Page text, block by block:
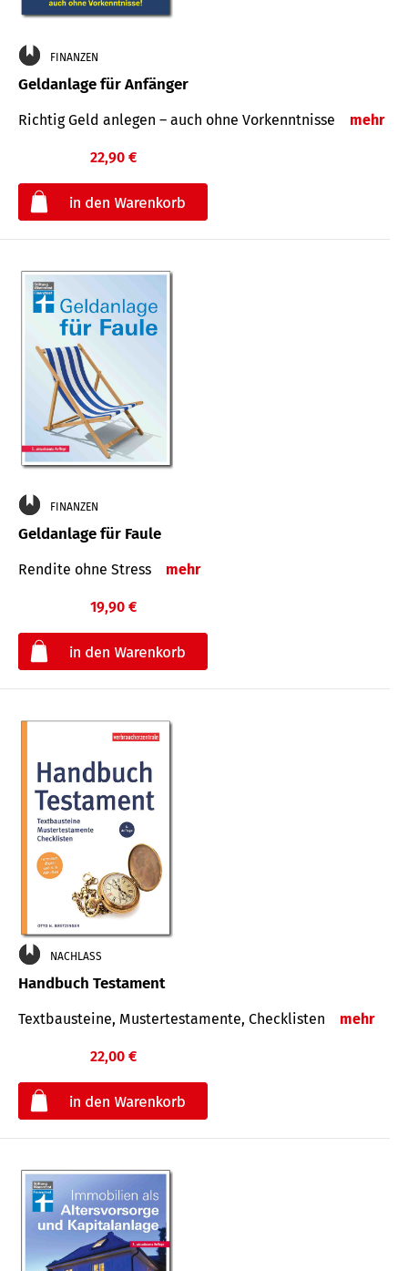
FINANZEN
Geldanlage für Anfänger
Richtig Geld anlegen – auch ohne Vorkenntnisse mehr
22,90 €
FINANZEN
Geldanlage für Faule
Rendite ohne Stress mehr
19,90 €
NACHLASS
Handbuch Testament
Textbausteine, Mustertestamente, Checklisten mehr
22,00 €